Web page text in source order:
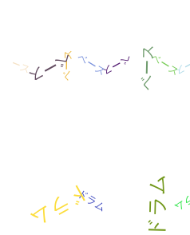
ベース
ドラム
ベース
ベース
ドラム
ベース
ベース
ドラム
ベース
ベース